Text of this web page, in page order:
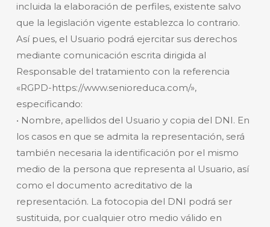
incluida la elaboración de perfiles, existente salvo
que la legislación vigente establezca lo contrario.
Así pues, el Usuario podrá ejercitar sus derechos
mediante comunicación escrita dirigida al
Responsable del tratamiento con la referencia
«RGPD-https://www.senioreduca.com/»,
especificando:
• Nombre, apellidos del Usuario y copia del DNI. En
los casos en que se admita la representación, será
también necesaria la identificación por el mismo
medio de la persona que representa al Usuario, así
como el documento acreditativo de la
representación. La fotocopia del DNI podrá ser
sustituida, por cualquier otro medio válido en